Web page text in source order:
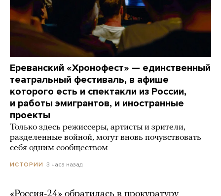
Ереванский «Хронофест» — единственный
театральный фестиваль, в афише
которого есть и спектакли из России,
и работы эмигрантов, и иностранные
проекты
Только здесь режиссеры, артисты и зрители,
разделенные войной, могут вновь почувствовать
себя одним сообществом
ИСТОРИИ 3 часа назад